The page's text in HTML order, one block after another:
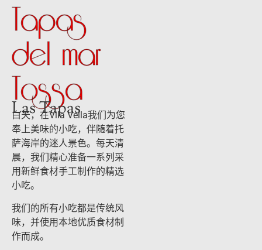
Tapas
del mar
Tossa
Las Tapas
白天，在Vila Vella我们为您
奉上美味的小吃，伴随着托
萨海岸的迷人景色。每天清
晨，我们精心准备一系列采
用新鲜食材手工制作的精选
小吃。
我们的所有小吃都是传统风
味，并使用本地优质食材制
作而成。